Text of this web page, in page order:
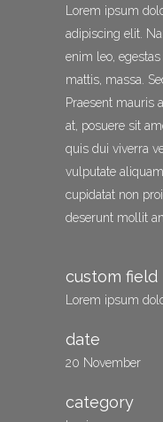
Lorem ipsum
adipiscing elit.
enim leo,
mattis, massa.
Praesent mauris
at, posuere sit
quis dui viverra
vulputate
cupidatat non
deserunt mollit
custom field
Lorem ipsum
date
20 November
category